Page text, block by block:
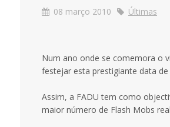
08 março 2010 Últimas
Num ano onde se comemora o
festejar esta prestigiante data
Assim, a FADU tem como
maior número de Flash Mobs